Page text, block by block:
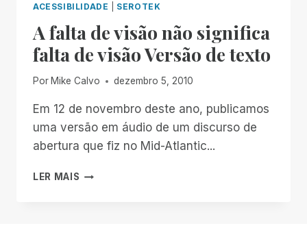
ACESSIBILIDADE SEROTEK
A falta de visão não significa
falta de visão Versão de texto
Por Mike Calvo dezembro 5, 2010
Em 12 de novembro deste ano, publicamos
uma versão em áudio de um discurso de
abertura que fiz no Mid-Atlantic...
LER MAIS A